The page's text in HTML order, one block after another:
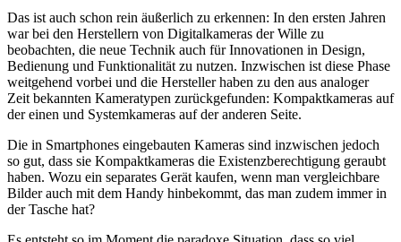
Das ist auch schon rein äußerlich zu erkennen: In den ersten Jahren
war bei den Herstellern von Digitalkameras der Wille zu
beobachten, die neue Technik auch für Innovationen in Design,
Bedienung und Funktionalität zu nutzen. Inzwischen ist diese Phase
weitgehend vorbei und die Hersteller haben zu den aus analoger
Zeit bekannten Kameratypen zurückgefunden: Kompaktkameras auf
der einen und Systemkameras auf der anderen Seite.
Die in Smartphones eingebauten Kameras sind inzwischen jedoch
so gut, dass sie Kompaktkameras die Existenzberechtigung geraubt
haben. Wozu ein separates Gerät kaufen, wenn man vergleichbare
Bilder auch mit dem Handy hinbekommt, das man zudem immer in
der Tasche hat?